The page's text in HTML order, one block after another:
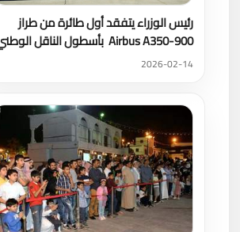
رئيس الوزراء يتفقد أول طائرة من طراز
Airbus A350-900 بأسطول الناقل الوطني
2026-02-14